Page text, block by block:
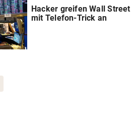
Hacker greifen Wall Street
mit Telefon-Trick an